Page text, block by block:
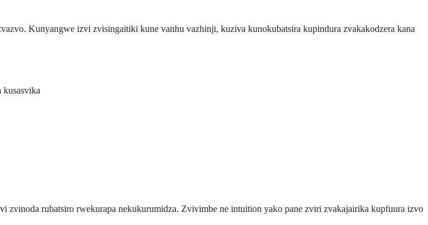
Kunyangwe izvi zvisingaitiki kune vanhu vazhinji, kuziva kunokubatsira kupindura zvakakodzera kana
kusasvika
zvinoda rubatsiro rwekurapa nekukurumidza. Zvivimbe ne intuition yako pane zviri zvakajairika kupfuura izvo